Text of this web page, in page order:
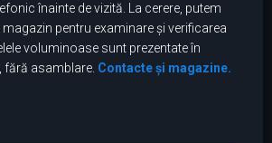
înainte de vizită. La cerere, putem
pentru examinare și verificarea
voluminoase sunt prezentate în
fără asamblare. Contacte și magazine.